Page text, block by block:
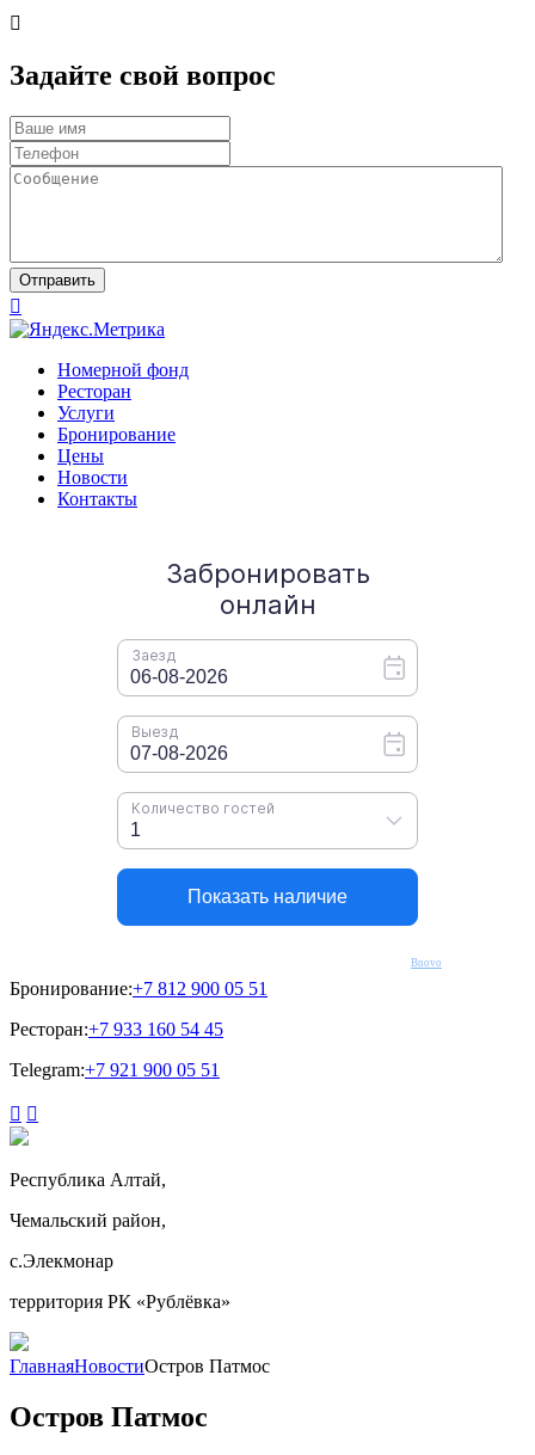

Задайте свой вопрос
Отправить

Номерной фонд
Ресторан
Услуги
Бронирование
Цены
Новости
Контакты
Bnovo
Бронирование:+7 812 900 05 51
Ресторан:+7 933 160 54 45
Telegram:+7 921 900 05 51
 
Республика Алтай,
Чемальский район,
с.Элекмонар
территория РК «Рублёвка»
ГлавнаяНовостиОстров Патмос
Остров Патмос